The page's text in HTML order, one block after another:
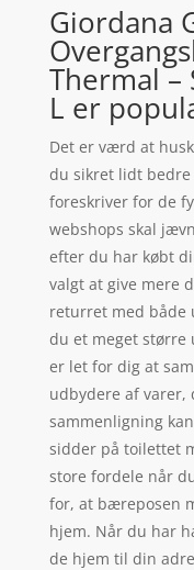
Giordana
Thermal –
L er
Det er værd at
du sikret lidt
foreskriver for de
webshops skal
efter du har købt
valgt at give mere
returret med både
du et meget større
er let for dig at
udbydere af varer,
sammenligning
sidder på toilettet
store fordele når
for, at bæreposen
hjem. Når du har
de hjem til din